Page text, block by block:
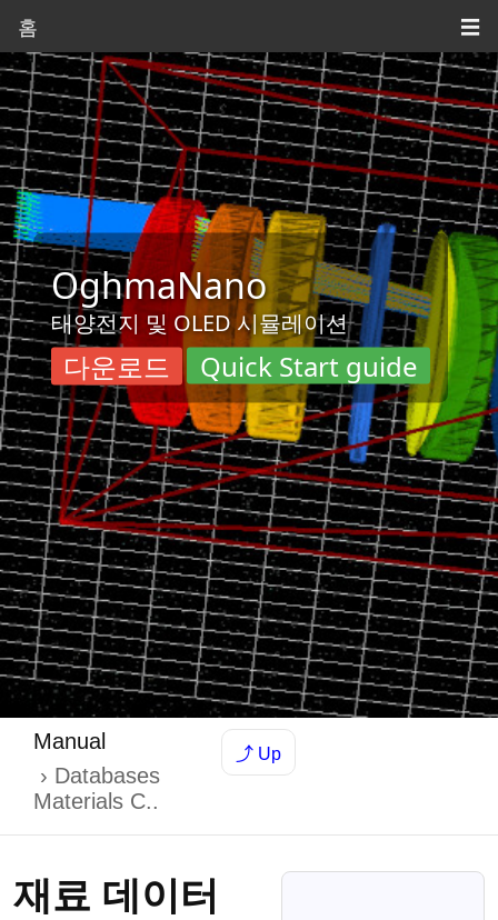
홈 ☰
OghmaNano
태양전지 및 OLED 시뮬레이션
다운로드 Quick Start guide
Manual
Databases
Materials C..
⤴ Up
재료 데이터